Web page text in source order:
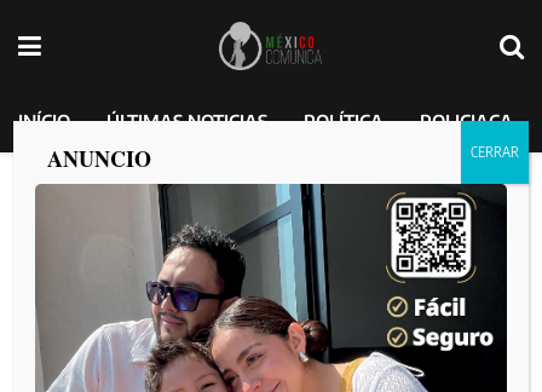
INÍCIO ÚLTIMAS NOTICIAS POLÍTICA POLICIACA
CAE LÍDER DE UNA CÉLULA
DELICTIVA RESPONSABLE DEL
RECLUTAMIENTO DE PERSONAS EN
CAMPOS DE ADIESTRAMIENTO.
ANUNCIO